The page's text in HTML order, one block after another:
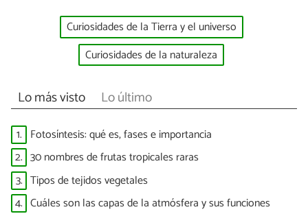
Curiosidades de la Tierra y el universo
Curiosidades de la naturaleza
Lo más visto Lo último
1. Fotosíntesis: qué es, fases e importancia
2. 30 nombres de frutas tropicales raras
3. Tipos de tejidos vegetales
4. Cuáles son las capas de la atmósfera y sus funciones